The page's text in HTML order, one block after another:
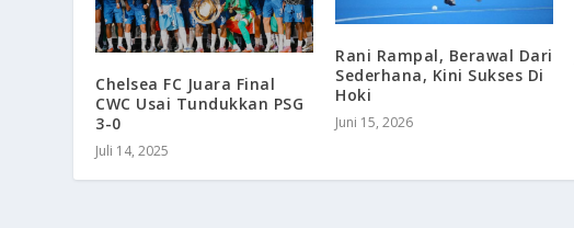
Chelsea FC Juara Final
CWC Usai Tundukkan PSG
3-0
Juli 14, 2025
Rani Rampal, Berawal Dari
Sederhana, Kini Sukses Di
Hoki
Juni 15, 2026